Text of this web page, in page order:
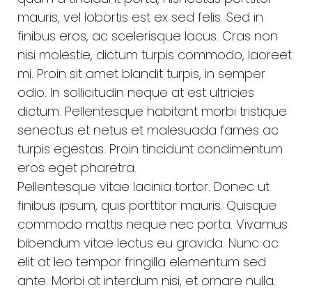
mauris, vel lobortis est ex sed felis. Sed in
finibus eros, ac scelerisque lacus. Cras non
nisi molestie, dictum turpis commodo, laoreet
mi. Proin sit amet blandit turpis, in semper
odio. In sollicitudin neque at est ultricies
dictum. Pellentesque habitant morbi tristique
senectus et netus et malesuada fames ac
turpis egestas. Proin tincidunt condimentum
eros eget pharetra.
Pellentesque vitae lacinia tortor. Donec ut
finibus ipsum, quis porttitor mauris. Quisque
commodo mattis neque nec porta. Vivamus
bibendum vitae lectus eu gravida. Nunc ac
elit at leo tempor fringilla elementum sed
ante. Morbi at interdum nisi, et ornare nulla.